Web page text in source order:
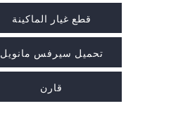
قطع غيار الماكينة
تحميل سيرفس مانويل
قارن